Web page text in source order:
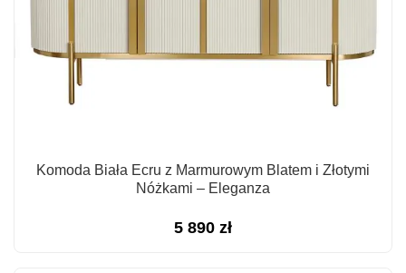
Komoda Biała Ecru z Marmurowym Blatem i Złotymi
Nóżkami – Eleganza
5 890 zł